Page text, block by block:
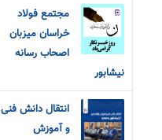
مجتمع فولاد
خراسان میزبان
اصحاب رسانه
نیشابور
انتقال دانش فنی
و آموزش